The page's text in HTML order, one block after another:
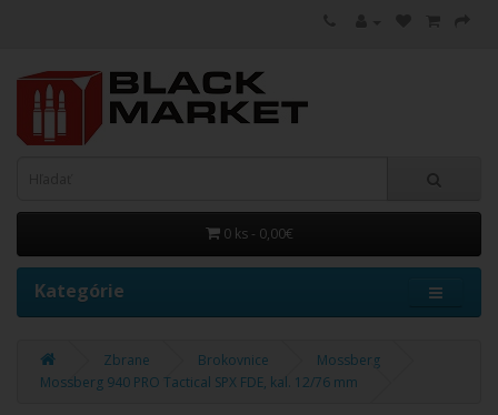
0 ks - 0,00€
Kategórie
Zbrane Brokovnice
Mossberg
Mossberg 940 PRO Tactical SPX FDE, kal. 12/76 mm